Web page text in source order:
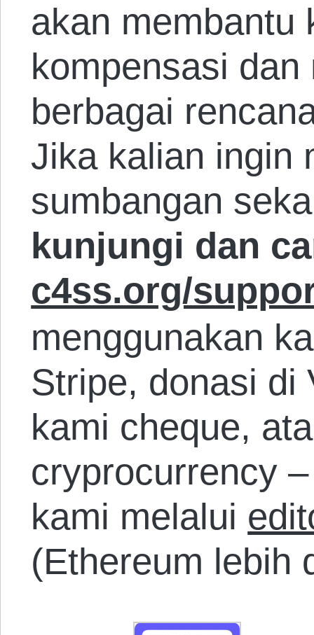
akan membantu
kompensasi dan
berbagai
Jika kalian ingin
sumbangan
kunjungi dan
c4ss.org/
menggunakan
Stripe, donasi di
kami cheque,
cryprocurrency
kami melalui
(Ethereum lebih